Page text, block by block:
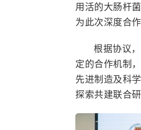
用活的大肠杆菌
为此次深度合
根据协议
定的合作机制
先进制造及科
探索共建联合